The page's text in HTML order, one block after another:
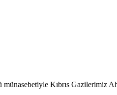
münasebetiyle Kıbrıs